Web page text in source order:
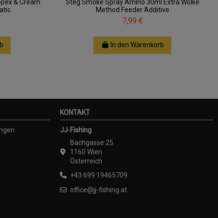
& Cream
Steg Smoke Spray Amino 30ml Extra Wolke
Method Feeder Additive
7,99 €
In den Warenkorb
KONTAKT
JJ-Fishing
Bachgasse 25
1160 Wien
Österreich
+43 699 19465709
office@jj-fishing.at